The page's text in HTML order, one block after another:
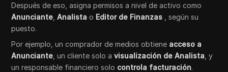
Después de eso, asigna permisos a nivel de activo como
Anunciante ,Analista o Editor de Finanzas , según su
puesto.
Por ejemplo, un comprador de medios obtiene acceso a
Anunciante , un cliente solo avisualización de Analista , y
un responsable financiero solo controla facturación.